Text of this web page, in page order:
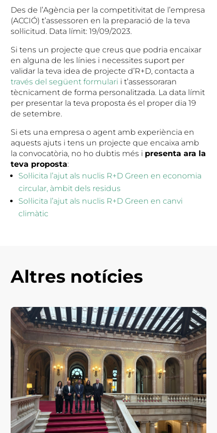
Des de l’Agència per la competitivitat de l’empresa
(ACCIÓ) t’assessoren en la preparació de la teva
sol·licitud. Data límit: 19/09/2023.
Si tens un projecte que creus que podria encaixar
en alguna de les línies i necessites suport per
validar la teva idea de projecte d’R+D, contacta a
través del següent formulari i t’assessoraran
tècnicament de forma personalitzada. La data límit
per presentar la teva proposta és el proper dia 19
de setembre.
Si ets una empresa o agent amb experiència en
aquests ajuts i tens un projecte que encaixa amb
la convocatòria, no ho dubtis més i presenta ara la
teva proposta:
Sol·licita l’ajut als nuclis R+D Green en economia
circular, àmbit dels residus
Sol·licita l’ajut als nuclis R+D Green en canvi
climàtic
Altres notícies